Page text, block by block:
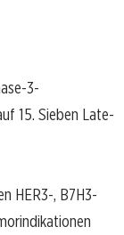
3-
15. Sieben Late-
HER3-, B7H3-